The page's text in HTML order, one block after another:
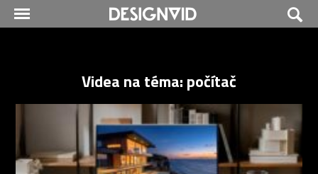
Videa na téma: počítač